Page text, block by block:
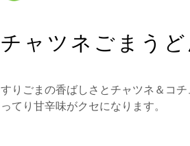
チャツネごまうど
すりごまの香ばしさとチャツネ＆コチ
ってり甘辛味がクセになります。